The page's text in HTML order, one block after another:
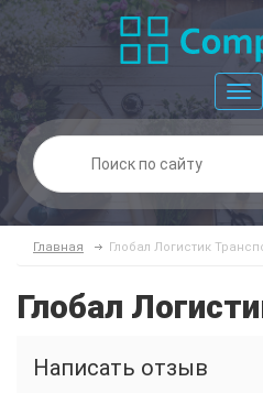
Главная Глобал Логистик
Глобал
Написать отзыв